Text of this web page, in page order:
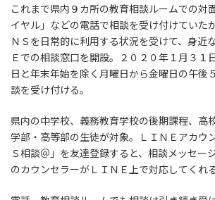
これまで県内９カ所の教育相談ルームでの対
イヤル」などの電話で相談を受け付けていた
ＮＳを日常的に利用する状況を受けて、身近
Ｅでの相談窓口を開設。２０２０年１月３１
日と年末年始を除く月曜日から金曜日の午後
談を受け付ける。
県内の中学校、義務教育学校の後期課程、高
学部・高等部の生徒が対象。ＬＩＮＥアカウ
Ｓ相談＠」を友達登録すると、相談メッセー
のカウンセラーがＬＩＮＥ上で対応してくれる